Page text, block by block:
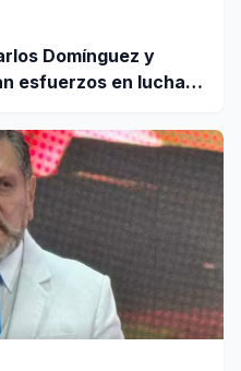
Domínguez y
esfuerzos en lucha